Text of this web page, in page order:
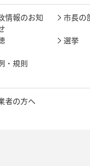
情報のお知
市長の
選挙
・規則
者の方へ